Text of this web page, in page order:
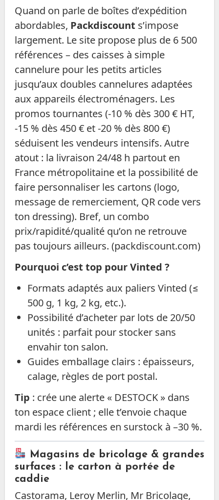
Quand on parle de boîtes d’expédition
abordables, Packdiscount s’impose
largement. Le site propose plus de 6 500
références – des caisses à simple
cannelure pour les petits articles
jusqu’aux doubles cannelures adaptées
aux appareils électroménagers. Les
promos tournantes (-10 % dès 300 € HT,
-15 % dès 450 € et -20 % dès 800 €)
séduisent les vendeurs intensifs. Autre
atout : la livraison 24/48 h partout en
France métropolitaine et la possibilité de
faire personnaliser les cartons (logo,
message de remerciement, QR code vers
ton dressing). Bref, un combo
prix/rapidité/qualité qu’on ne retrouve
pas toujours ailleurs. (packdiscount.com)
Pourquoi c’est top pour Vinted ?
Formats adaptés aux paliers Vinted (≤
500 g, 1 kg, 2 kg, etc.).
Possibilité d’acheter par lots de 20/50
unités : parfait pour stocker sans
envahir ton salon.
Guides emballage clairs : épaisseurs,
calage, règles de port postal.
Tip : crée une alerte « DESTOCK » dans
ton espace client ; elle t’envoie chaque
mardi les références en surstock à –30 %.
Magasins de bricolage & grandes
surfaces : le carton à portée de
caddie
Castorama, Leroy Merlin, Mr Bricolage,